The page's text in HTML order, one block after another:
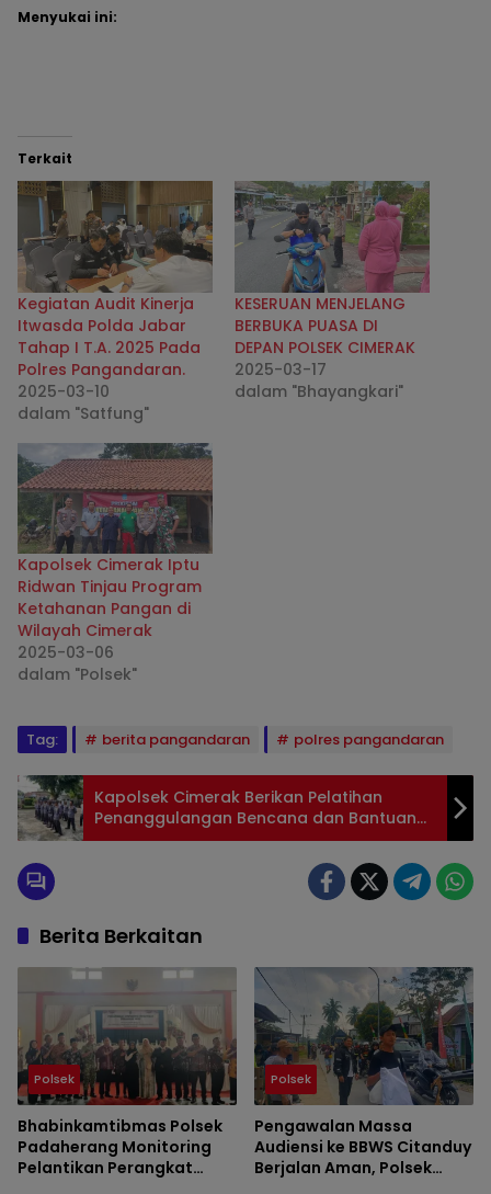
Menyukai ini:
Terkait
Kegiatan Audit Kinerja
Itwasda Polda Jabar
Tahap I T.A. 2025 Pada
Polres Pangandaran.
2025-03-10
dalam "Satfung"
KESERUAN MENJELANG
BERBUKA PUASA DI
DEPAN POLSEK CIMERAK
2025-03-17
dalam "Bhayangkari"
Kapolsek Cimerak Iptu
Ridwan Tinjau Program
Ketahanan Pangan di
Wilayah Cimerak
2025-03-06
dalam "Polsek"
Tag: berita pangandaran polres pangandaran
Kapolsek Cimerak Berikan Pelatihan
Penanggulangan Bencana dan Bantuan
Bencana Alam kepada Satlinmas Desa
Berita Berkaitan
Polsek
Bhabinkamtibmas Polsek
Padaherang Monitoring
Pelantikan Perangkat
Polsek
Pengawalan Massa
Audiensi ke BBWS Citanduy
Berjalan Aman, Polsek